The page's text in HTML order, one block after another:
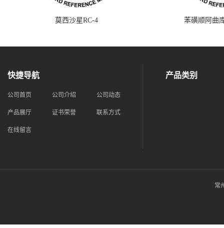
莫西沙星RC-4 苯磺顺阿曲
快捷导航
公司首页 公司介绍 公司动态
产品展厅 证书荣誉 联系方式
在线留言
产品类别
常